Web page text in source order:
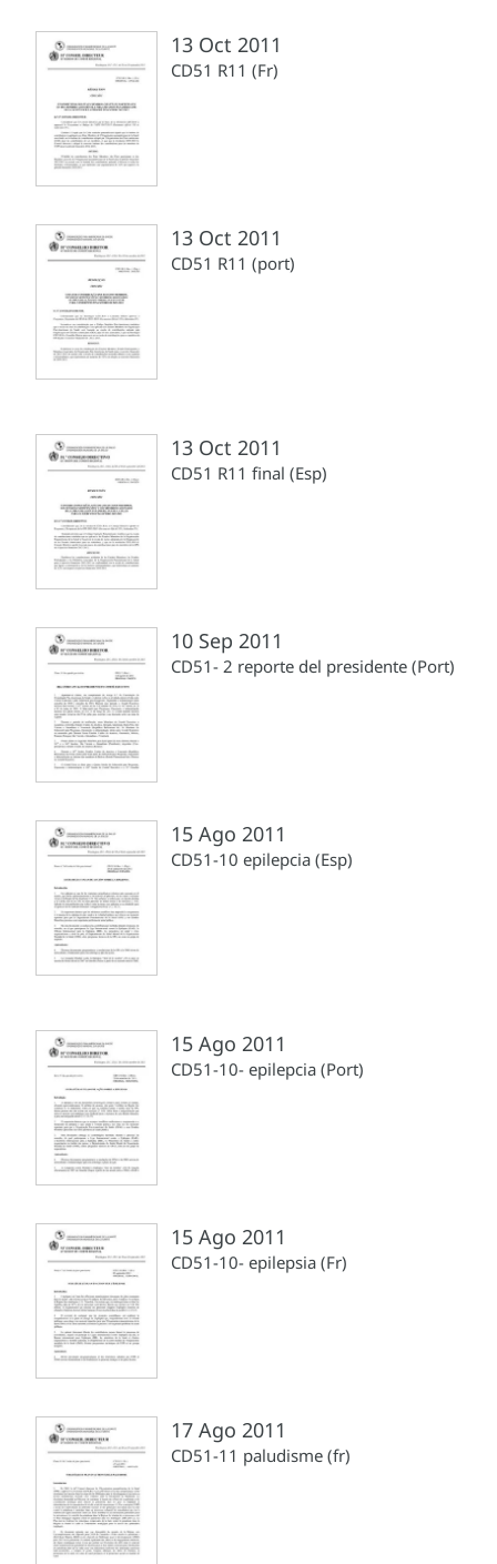
13 Oct 2011
CD51 R11 (Fr)
13 Oct 2011
CD51 R11 (port)
13 Oct 2011
CD51 R11 final (Esp)
10 Sep 2011
CD51- 2 reporte del presidente (Port)
15 Ago 2011
CD51-10 epilepcia (Esp)
15 Ago 2011
CD51-10- epilepcia (Port)
15 Ago 2011
CD51-10- epilepsia (Fr)
17 Ago 2011
CD51-11 paludisme (fr)